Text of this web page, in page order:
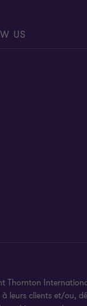
US
Thornton
leurs clients et/ou,